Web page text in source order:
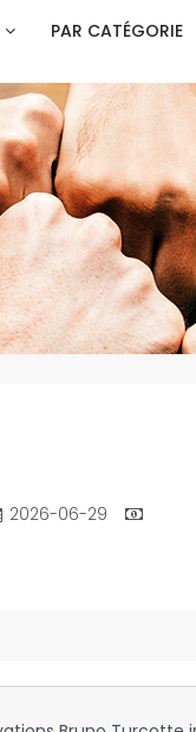
PAR CATÉGORIE
2026-06-29